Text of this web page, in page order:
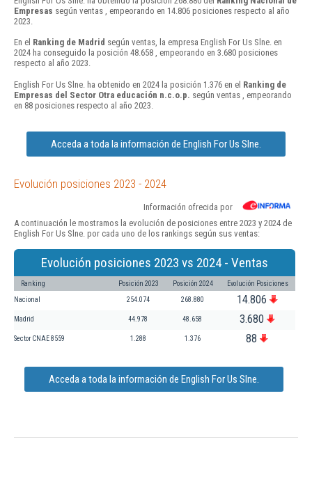
Empresas según ventas , empeorando en 14.806 posiciones respecto al año
2023.
En el Ranking de Madrid según ventas, la empresa English For Us Slne. en
2024 ha conseguido la posición 48.658 , empeorando en 3.680 posiciones
respecto al año 2023.
English For Us Slne. ha obtenido en 2024 la posición 1.376 en el Ranking de
Empresas del Sector Otra educación n.c.o.p. según ventas , empeorando
en 88 posiciones respecto al año 2023.
Acceda a toda la información de English For Us Slne.
Evolución posiciones 2023 - 2024
Información ofrecida por
A continuación le mostramos la evolución de posiciones entre 2023 y 2024 de
English For Us Slne. por cada uno de los rankings según sus ventas:
Evolución posiciones 2023 vs 2024 - Ventas
Ranking Posición 2023 Posición 2024 Evolución Posiciones
Nacional 254.074 268.880 14.806
Madrid 44.978 48.658 3.680
Sector CNAE 8559 1.288 1.376 88
Acceda a toda la información de English For Us Slne.